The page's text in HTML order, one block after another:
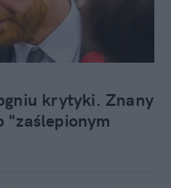
krytyki. Znany
"zaślepionym